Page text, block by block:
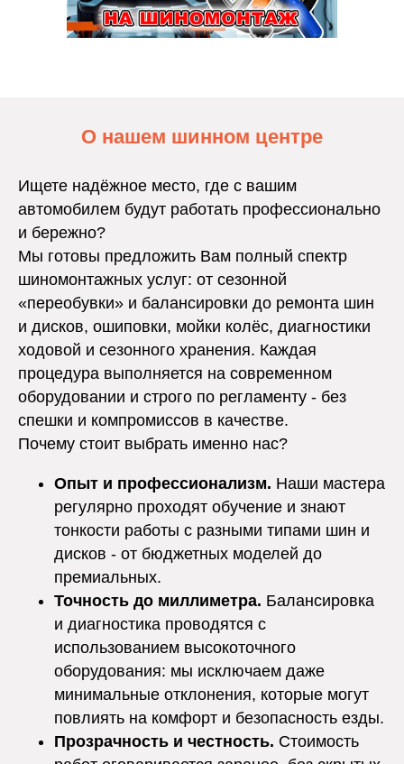
О нашем шинном центре
Ищете надёжное место, где с вашим
автомобилем будут работать профессионально
и бережно?
Мы готовы предложить Вам полный спектр
шиномонтажных услуг: от сезонной
«переобувки» и балансировки до ремонта шин
и дисков, ошиповки, мойки колёс, диагностики
ходовой и сезонного хранения. Каждая
процедура выполняется на современном
оборудовании и строго по регламенту - без
спешки и компромиссов в качестве.
Почему стоит выбрать именно нас?
Опыт и профессионализм. Наши мастера
регулярно проходят обучение и знают
тонкости работы с разными типами шин и
дисков - от бюджетных моделей до
премиальных.
Точность до миллиметра. Балансировка
и диагностика проводятся с
использованием высокоточного
оборудования: мы исключаем даже
минимальные отклонения, которые могут
повлиять на комфорт и безопасность езды.
Прозрачность и честность. Стоимость